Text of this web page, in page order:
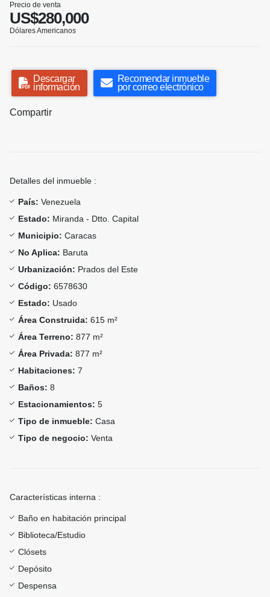
Precio de venta
US$280,000
Dólares Americanos
Descargar
información
Recomendar inmueble
por correo electrónico
Compartir
Detalles del inmueble :
País: Venezuela
Estado: Miranda - Dtto. Capital
Municipio: Caracas
No Aplica: Baruta
Urbanización: Prados del Este
Código: 6578630
Estado: Usado
Área Construida: 615 m²
Área Terreno: 877 m²
Área Privada: 877 m²
Habitaciones: 7
Baños: 8
Estacionamientos: 5
Tipo de inmueble: Casa
Tipo de negocio: Venta
Características interna :
Baño en habitación principal
Biblioteca/Estudio
Clósets
Depósito
Despensa